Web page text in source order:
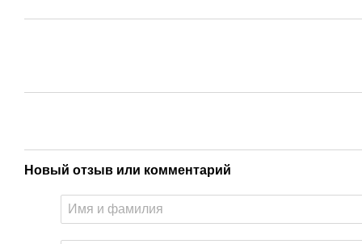
Новый отзыв или комментарий